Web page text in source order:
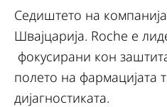
Седиштето на
Швајцарија. Roche е
фокусирани кон
полето на фармацијата
дијагностиката.